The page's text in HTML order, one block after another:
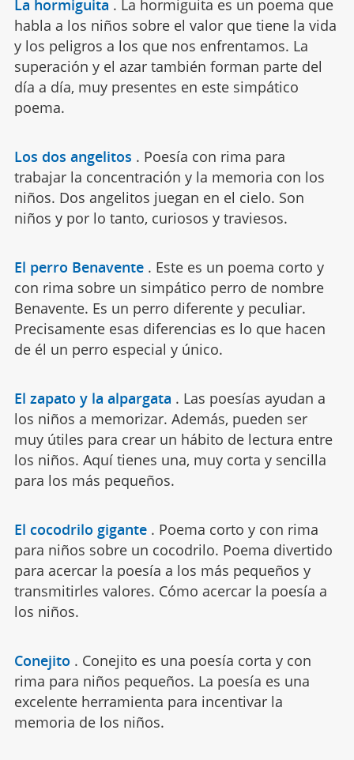
La hormiguita . La hormiguita es un poema que
habla a los niños sobre el valor que tiene la vida
y los peligros a los que nos enfrentamos. La
superación y el azar también forman parte del
día a día, muy presentes en este simpático
poema.
Los dos angelitos . Poesía con rima para
trabajar la concentración y la memoria con los
niños. Dos angelitos juegan en el cielo. Son
niños y por lo tanto, curiosos y traviesos.
El perro Benavente . Este es un poema corto y
con rima sobre un simpático perro de nombre
Benavente. Es un perro diferente y peculiar.
Precisamente esas diferencias es lo que hacen
de él un perro especial y único.
El zapato y la alpargata . Las poesías ayudan a
los niños a memorizar. Además, pueden ser
muy útiles para crear un hábito de lectura entre
los niños. Aquí tienes una, muy corta y sencilla
para los más pequeños.
El cocodrilo gigante . Poema corto y con rima
para niños sobre un cocodrilo. Poema divertido
para acercar la poesía a los más pequeños y
transmitirles valores. Cómo acercar la poesía a
los niños.
Conejito . Conejito es una poesía corta y con
rima para niños pequeños. La poesía es una
excelente herramienta para incentivar la
memoria de los niños.